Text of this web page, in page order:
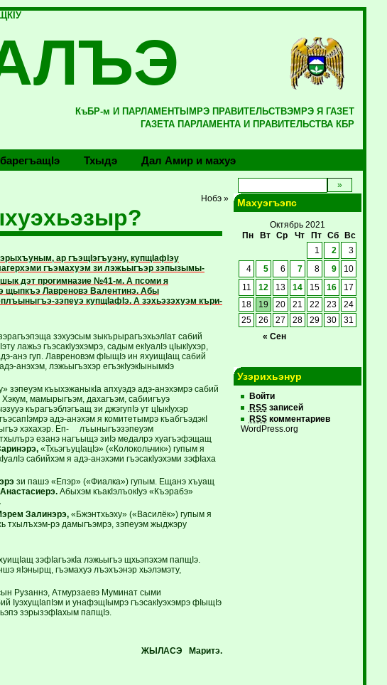
КъБР-м И ПАРЛАМЕНТЫМРЭ ПРАВИТЕЛЬСТВЭМРЭ Я ГАЗЕТ
ГАЗЕТА ПАРЛАМЕНТА И ПРАВИТЕЛЬСТВА КБР
Тхыдэ Дал Амир и махуэ
Нобэ »
ар гъэщIэгъуэну, купщIафIэу
гъэмахуэм зи лэжьыгъэр зэпызымы-
дэт прогимназие №41-м. А псоми я
щыпкъэ Лавреновэ Валентинэ. Абы
зэпеуэ купщIафIэ. А зэхьэзэхуэм къри-
зэхуэсым зыкърырагъэхьэлIат сабий
лажьэ гъэсакIуэхэмрэ, садым екIуалIэ цIыкIухэр,
анэ гуп. Лавреновэм фIыщIэ ин яхуищIащ сабий
анэхэм, лэжьыгъэхэр егъэкIуэкIынымкIэ
зэпеуэм къыхэжаныкIа апхуэдэ адэ-анэхэмрэ сабий
Хэкум, мамырыгъэм, дахагъэм, сабиигъуэ
кърагъэблэгъащ зи джэгупIэ ут цIыкIухэр
адэ-анэхэм я комитетымрэ къабгъэдэкI
хэхахэр. Еп- лъыныгъэзэпеуэм
езанэ нагъыщэ зиIэ медалрэ хуагъэфэщащ
«ТхьэгъуцIацIэ» («Колокольчик») гупым я
сабийхэм я адэ-анэхэми гъэсакIуэхэми зэфIаха
зи пашэ «Епэр» («Фиалка») гупым. Ещанэ хъуащ
Абыхэм къакIэлъокIуэ «Къэрабэ»
Залинэрэ,«Бжэнтхьэху» («Василёк») гупым я
рэ дамыгъэмрэ, зэпеуэм жыджэру
зэфIагъэкIа лэжьыгъэ щхьэпэхэм папщIэ.
яIэнырщ, гъэмахуэ лъэхъэнэр хьэлэмэту,
Рузаннэ, Атмурзаевэ Муминат сыми
IуэхущIапIэм и унафэщIымрэ гъэсакIуэхэмрэ фIыщIэ
зэрызэфIахым папщIэ.
ЖЫЛАСЭ Маритэ.
Махуэгъэпс
Октябрь 2021
Пн
Вт Ср Чт Пт Сб Вс
« Сен
1 2 3
4 5 6 7 8 9 10
11 12 13 14 15 16
17
18
19 20 21 22 23
24
25
26 27 28 29 30 31
Узэрихьэнур
Войти
RSSзаписей
RSSкомментариев
WordPress.org